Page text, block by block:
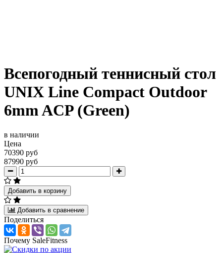
Всепогодный теннисный стол
UNIX Line Compact Outdoor
6mm ACP (Green)
в наличии
Цена
70390 руб
87990 руб
Добавить в корзину
Добавить в сравнение
Поделиться
Почему SaleFitness